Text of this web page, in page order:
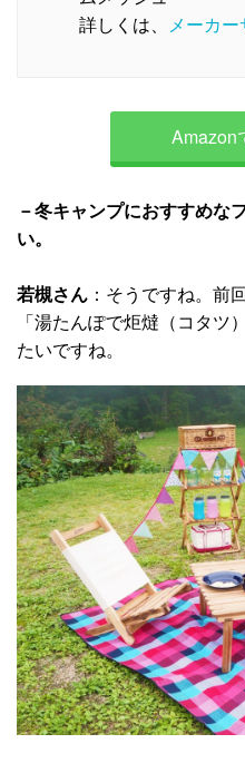
詳しくは、 メーカー
Amazon
－冬キャンプにおすすめな
い。
若槻さん ：そうですね。前
「湯たんぽで炬燵（コタツ
たいですね。